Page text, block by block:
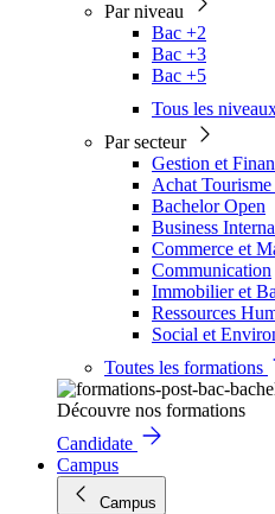
Par niveau
Bac +2
Bac +3
Bac +5
Tous les
Par secteur
Gestion et
Achat
Bachelor Open
Business
Commerce et
Communication
Immobilier et
Ressources
Social et
Toutes les formations
Découvre nos formations
Candidate
Campus
Campus